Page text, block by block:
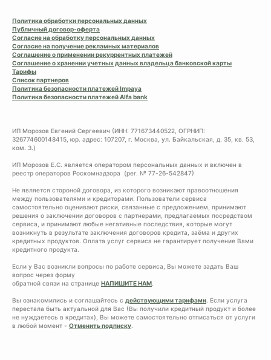
Политика обработки персональных данных
Публичный договор-оферта
Согласие на обработку персональных данных
Согласие на получение рекламных материалов
Соглашение о применении рекуррентных платежей
Соглашение о хранении учетных данных владельца банковской карты
Тарифы
Список партнеров
Политика безопасности платежей Impaya
Политика безопасности платежей Alfa bank
ИП Морозов Евгений Сергеевич (ИНН: 771673440522, ОГРНИП:
326774600148415, юр. адрес: 107207, г. Москва, ул. Байкальская, д. 35, кв. 53,
ком. 3.)
ИП Морозов Е.С. является оператором персональных данных и включен в
реестр операторов Роскомнадзора (рег. № 77-26-542847)
Не является стороной договора, из которого возникают правоотношения
между пользователями и кредиторами. Пользователи сервиса
самостоятельно оценивают риски, связанные с предложением, принимают
решения о заключении договоров с партнерами, предлагаемых посредством
сервиса, и принимают любые негативные последствия, которые могут
возникнуть в результате заключения договоров кредита, заёма и других
кредитных продуктов. Оплата услуг сервиса не гарантирует получение Вами
кредитного продукта.
Если у Вас возникли вопросы по работе сервиса, Вы можете задать Ваш
вопрос через форму
обратной связи на странице НАПИШИТЕ НАМ.
Вы ознакомились и соглашайтесь с действующими тарифами. Если услуга
перестала быть актуальной для Вас (Вы получили кредитный продукт и более
не нуждаетесь в кредитах), Вы можете самостоятельно отписаться от услуги
в любой момент - Отменить подписку.